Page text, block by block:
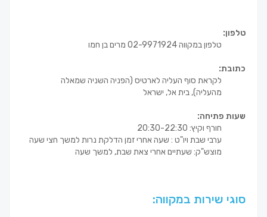
טלפון:
טלפון במקווה 02-9971924 מרים בן חמו
כתובת:
לקראת סוף העליה לארטיס (הפניה השניה שמאלה
מהעליה), בית אל, ישראל
שעות פתיחה:
חורף וקיץ: 20:30-22:30
ערבי שבת ויו"ט : שעה אחרי זמן הדלקת נרות למשך חצי שעה
מוצש"ק: שעתיים אחרי צאת שבת, למשך שעה
סוגי שירות במקווה: